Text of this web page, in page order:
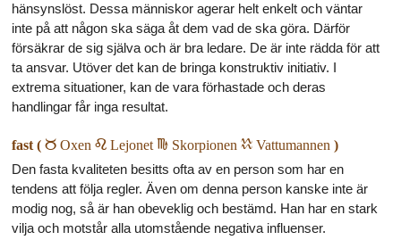
hänsynslöst. Dessa människor agerar helt enkelt och väntar
inte på att någon ska säga åt dem vad de ska göra. Därför
försäkrar de sig själva och är bra ledare. De är inte rädda för att
ta ansvar. Utöver det kan de bringa konstruktiv initiativ. I
extrema situationer, kan de vara förhastade och deras
handlingar får inga resultat.
fast ( b Oxen e Lejonet h Skorpionen k Vattumannen )
Den fasta kvaliteten besitts ofta av en person som har en
tendens att följa regler. Även om denna person kanske inte är
modig nog, så är han obeveklig och bestämd. Han har en stark
vilja och motstår alla utomstående negativa influenser.